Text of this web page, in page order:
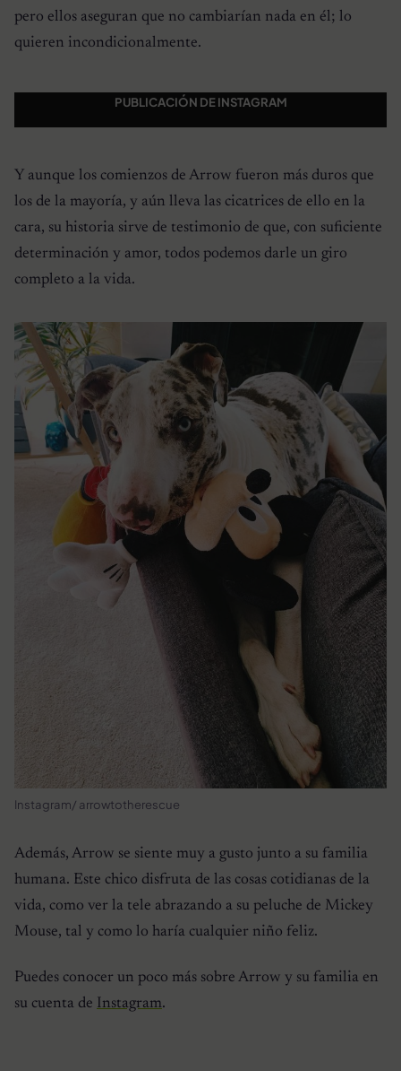
pero ellos aseguran que no cambiarían nada en él; lo
quieren incondicionalmente.
PUBLICACIÓN DE INSTAGRAM
Y aunque los comienzos de Arrow fueron más duros que
los de la mayoría, y aún lleva las cicatrices de ello en la
cara, su historia sirve de testimonio de que, con suficiente
determinación y amor, todos podemos darle un giro
completo a la vida.
Instagram/ arrowtotherescue
Además, Arrow se siente muy a gusto junto a su familia
humana. Este chico disfruta de las cosas cotidianas de la
vida, como ver la tele abrazando a su peluche de Mickey
Mouse, tal y como lo haría cualquier niño feliz.
Puedes conocer un poco más sobre Arrow y su familia en
su cuenta de Instagram.